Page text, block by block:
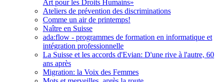
Art pour les Droits Humains»
Ateliers de prévention des discriminations
Comme un air de printemps!
Naître en Suisse
ada:flow - programmes de formation en informatique et
intégration professionnelle
La Suisse et les accords d'Evian: D'une rive à l'autre, 60
ans après
Migration: la Voix des Femmes